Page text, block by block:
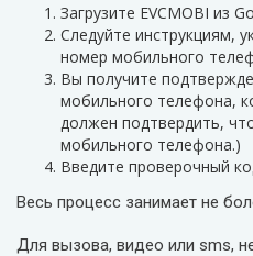
Загрузите EVCMOBI из
Следуйте инструкциям,
номер мобильного
Вы получите
мобильного телефона,
должен подтвердить,
мобильного телефона.)
Введите проверочный
Весь процесс занимает не
Для вызова, видео или sms,